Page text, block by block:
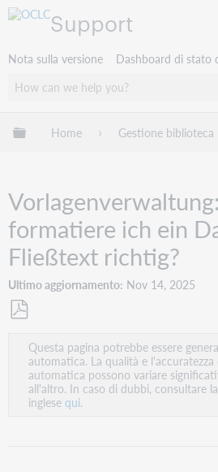
Support
Nota sulla versione Dashboard di stato
Espandi/comprimi la gerarchia
Home Gestione biblioteca
formatiere ich ein
Fließtext richtig?
Ultimo aggiornamento Nov 14, 2025
come
PDF
Questa pagina potrebbe essere
automatica. La qualità e
automatica possono variare
all'altro. In caso di dubbi, consultare
inglesequi.